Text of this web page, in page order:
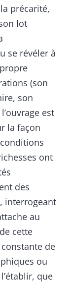
précarité,
lot
se révéler à
(son
son
est
la façon
ont
des
interrogeant
au
cette
de
ou
que